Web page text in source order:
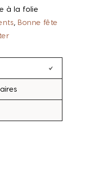
à la folie
, Bonne fête